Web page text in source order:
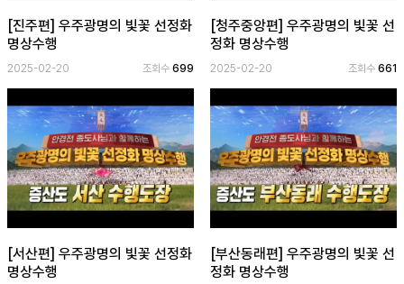
[진주편] 우주광명의 빛꽃 선정화
명상수행
2025-02-20 조회수699
[청주중앙편] 우주광명의 빛꽃 선
정화 명상수행
2025-02-20 조회수 661
[서산편] 우주광명의 빛꽃 선정화
명상수행
[부산동래편] 우주광명의 빛꽃 선
정화 명상수행